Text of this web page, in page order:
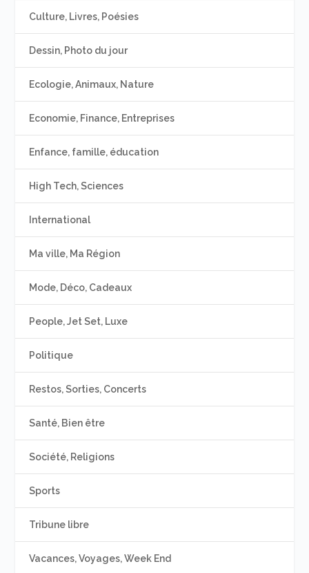
Culture, Livres, Poésies
Dessin, Photo du jour
Ecologie, Animaux, Nature
Economie, Finance, Entreprises
Enfance, famille, éducation
High Tech, Sciences
International
Ma ville, Ma Région
Mode, Déco, Cadeaux
People, Jet Set, Luxe
Politique
Restos, Sorties, Concerts
Santé, Bien être
Société, Religions
Sports
Tribune libre
Vacances, Voyages, Week End